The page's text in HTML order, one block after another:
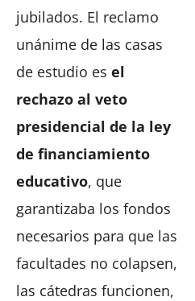
jubilados. El reclamo
unánime de las casas
de estudio es el
rechazo al veto
presidencial de la ley
de financiamiento
educativo, que
garantizaba los fondos
necesarios para que las
facultades no colapsen,
las cátedras funcionen,